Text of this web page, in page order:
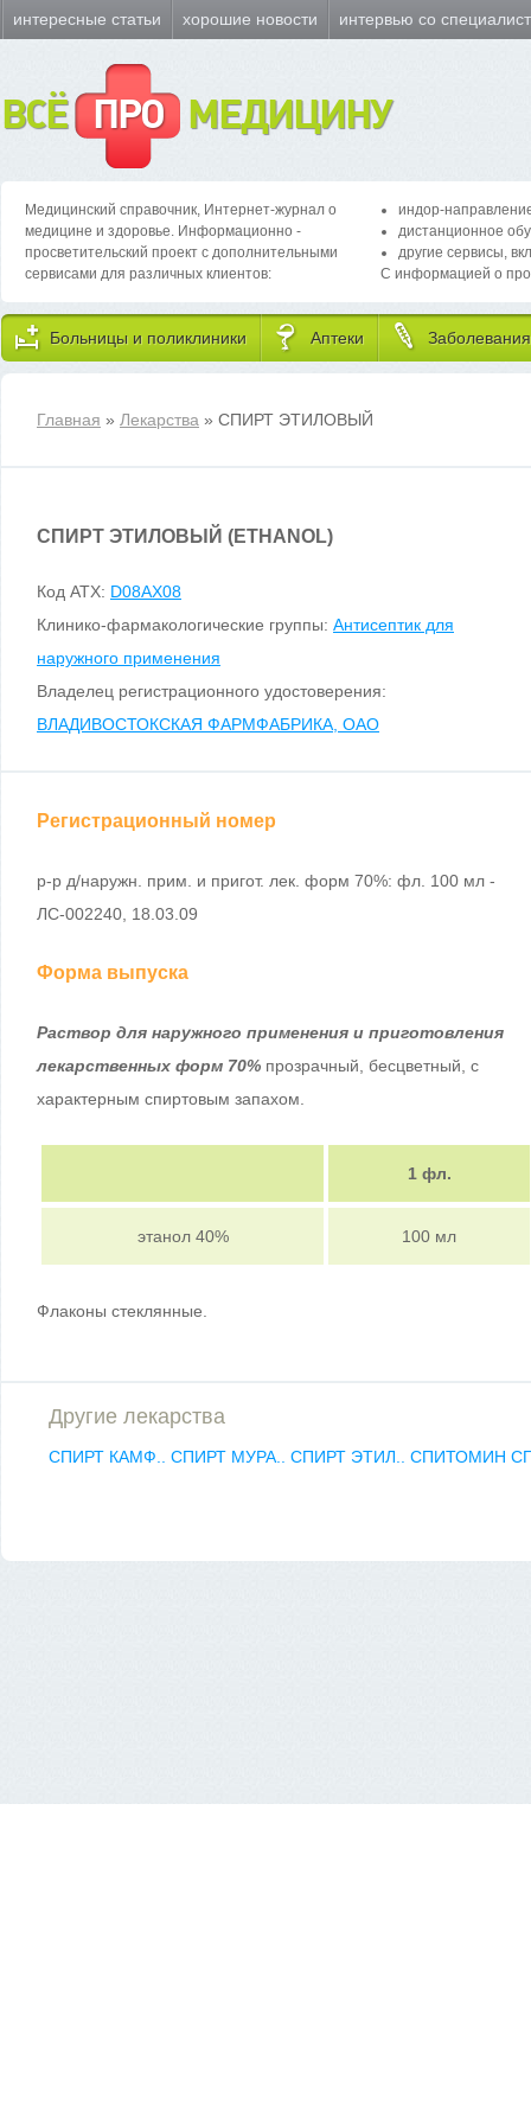
интересные статьи хорошие новости интервью со
ВСЁ ПРО МЕДИЦИНУ
Медицинский справочник, Интернет-журнал о
медицине и здоровье. Информационно -
просветительский проект с дополнительными
сервисами для различных клиентов:
индор-
дистанционное
другие сервисы,
С информацией о
Больницы и поликлиники Аптеки Заболевания
Главная » Лекарства » СПИРТ ЭТИЛОВЫЙ
СПИРТ ЭТИЛОВЫЙ (ETHANOL)
Код ATX: D08AX08
Клинико-фармакологические группы: Антисептик для
наружного применения
Владелец регистрационного удостоверения:
ВЛАДИВОСТОКСКАЯ ФАРМФАБРИКА, ОАО
Регистрационный номер
р-р д/наружн. прим. и пригот. лек. форм 70%: фл. 100 мл -
ЛС-002240, 18.03.09
Форма выпуска
Раствор для наружного применения и приготовления
лекарственных форм 70% прозрачный, бесцветный, с
характерным спиртовым запахом.
1 фл.
этанол 40% 100 мл
Флаконы стеклянные.
Другие лекарства
СПИРТ КАМФ.. СПИРТ МУРА.. СПИРТ ЭТИЛ.. СПИТОМИН